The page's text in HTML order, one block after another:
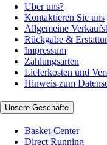
Über uns?
Kontaktieren Sie uns
Allgemeine
Rückgabe &
Impressum
Zahlungsarten
Lieferkosten und
Hinweis zum
Unsere Geschäfte
Basket-Center
Direct Running